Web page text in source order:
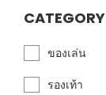
CATEGORY
ของเล่น
รองเท้า